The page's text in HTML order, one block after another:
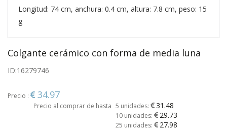
Longitud: 74 cm, anchura: 0.4 cm, altura: 7.8 cm, peso: 15
g
Colgante cerámico con forma de media luna
ID:16279746
Precio : 34.97
Precio al comprar de hasta 5 unidades: 31.48
10 unidades: 29.73
25 unidades: 27.98